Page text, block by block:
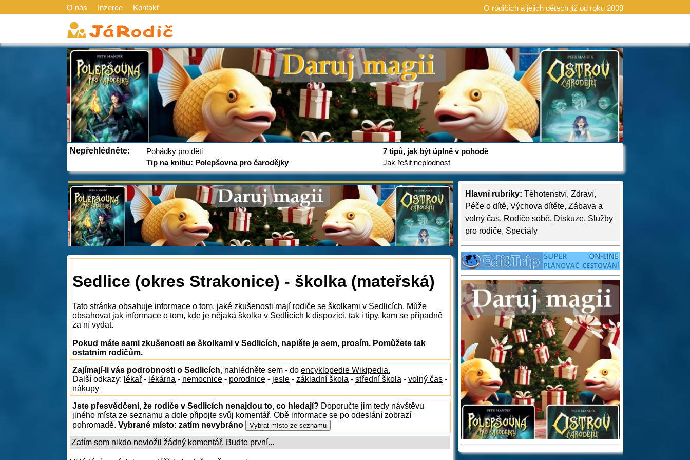
O nás Inzerce Kontakt O rodičích a jejich dětech již od roku 2009
Nepřehlédněte:
Pohádky pro děti
Tip na knihu: Polepšovna pro čarodějky
7 tipů, jak být úplně v pohodě
Jak řešit neplodnost
Hlavní rubriky: Těhotenství, Zdraví,
Péče o dítě, Výchova dítěte, Zábava a
volný čas, Rodiče sobě, Diskuze, Služby
pro rodiče, Speciály
Sedlice (okres Strakonice) - školka (mateřská)
Tato stránka obsahuje informace o tom, jaké zkušenosti mají rodiče se školkami v Sedlicích. Může
obsahovat jak informace o tom, kde je nějaká školka v Sedlicích k dispozici, tak i tipy, kam se případně
za ní vydat.
Pokud máte sami zkušenosti se školkami v Sedlicích, napište je sem, prosím. Pomůžete tak
ostatním rodičům.
Zajímají-li vás podrobnosti o Sedlicích, nahlédněte sem - do encyklopedie Wikipedia.
Další odkazy: lékař - lékárna - nemocnice - porodnice - jesle - základní škola - střední škola - volný čas -
nákupy
Jste přesvědčeni, že rodiče v Sedlicích nenajdou to, co hledají? Doporučte jim tedy návštěvu
jiného místa ze seznamu a dole připojte svůj komentář. Obě informace se po odeslání zobrazí
pohromadě. Vybrané místo: zatím nevybráno
Zatím sem nikdo nevložil žádný komentář. Buďte první...